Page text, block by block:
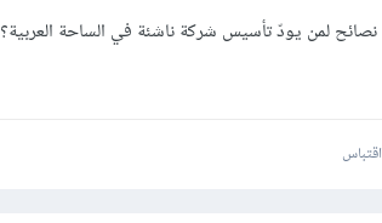
لمن يودّ تأسيس شركة ناشئة في الساحة العربية؟
اقتباس